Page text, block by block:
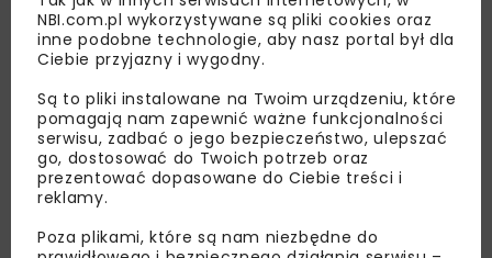
NBI.com.pl wykorzystywane są pliki cookies oraz
inne podobne technologie, aby nasz portal był dla
Ciebie przyjazny i wygodny.
Są to pliki instalowane na Twoim urządzeniu, które
pomagają nam zapewnić ważne funkcjonalności
serwisu, zadbać o jego bezpieczeństwo, ulepszać
go, dostosować do Twoich potrzeb oraz
prezentować dopasowane do Ciebie treści i
reklamy.
Poza plikami, które są nam niezbędne do